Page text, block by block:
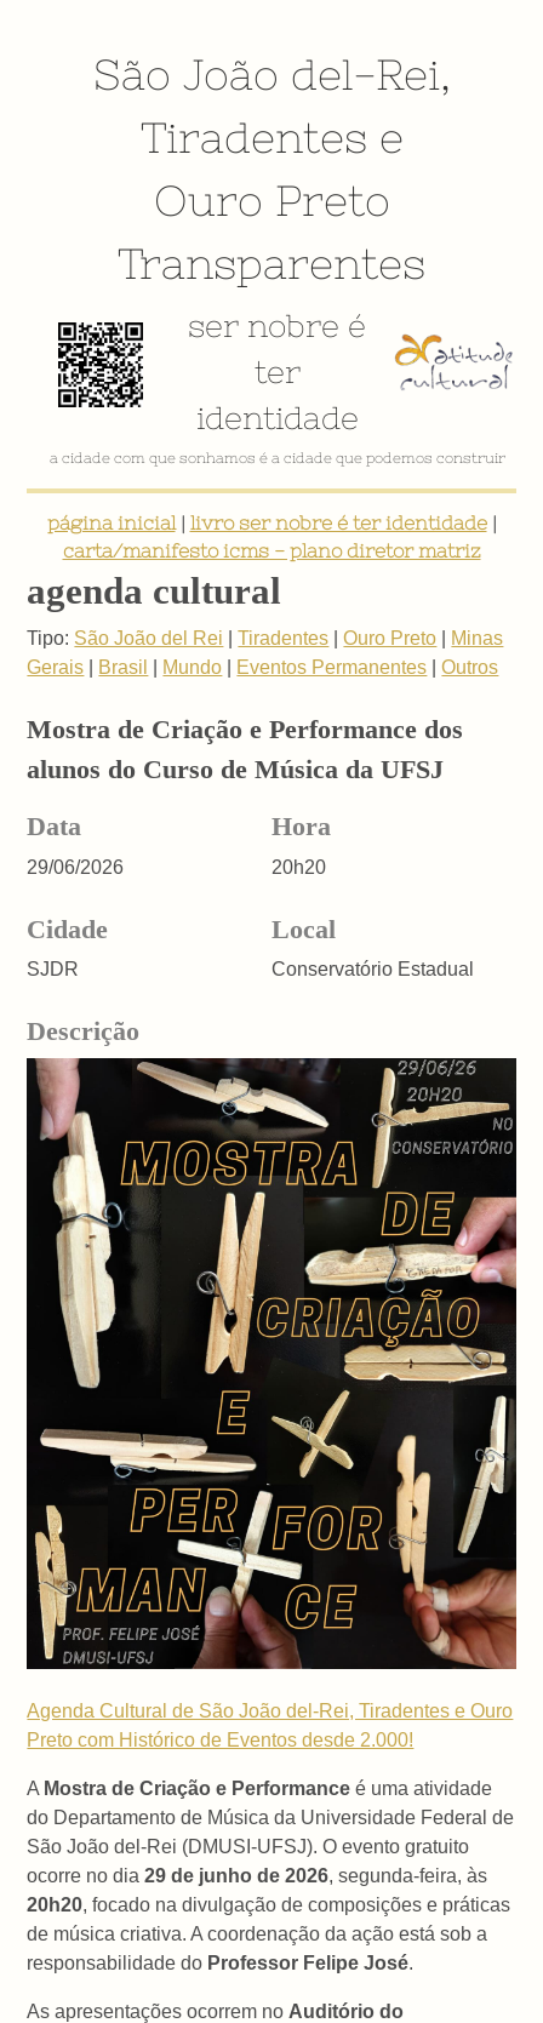
São João del-Rei,
Tiradentes e
Ouro Preto
Transparentes
ser nobre é
ter
identidade
a cidade com que sonhamos é a cidade que podemos construir
página inicial| livro ser nobre é ter identidade|
carta/manifesto icms - plano diretor matriz
agenda cultural
Tipo: São João del Rei |Tiradentes |Ouro Preto
Minas
Gerais
Brasil Mundo Eventos Permanentes |Outros
Mostra de Criação e Performance dos
alunos do Curso de Música da UFSJ
Data
29/06/2026
Hora
20h20
Cidade
SJDR
Local
Conservatório Estadual
Descrição
Agenda Cultural de São João del-Rei, Tiradentes e Ouro
Preto com Histórico de Eventos desde 2.000!
A Mostra de Criação e Performance é uma atividade
do Departamento de Música da Universidade Federal de
São João del-Rei (DMUSI-UFSJ). O evento gratuito
ocorre no dia29 de junho de 2026, segunda-feira, às
20h20, focado na divulgação de composições e práticas
de música criativa. A coordenação da ação está sob a
responsabilidade do Professor Felipe José.
As apresentações ocorrem no Auditório do